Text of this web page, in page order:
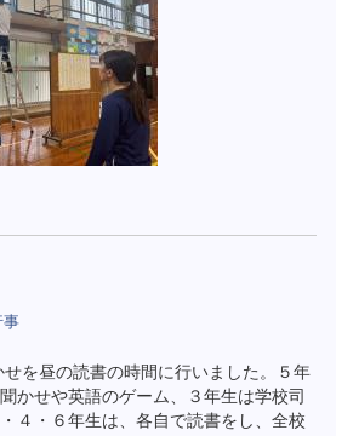
事
を昼の読書の時間に行いました。５年
かせや英語のゲーム、３年生は学校司
４・６年生は、各自で読書をし、全校